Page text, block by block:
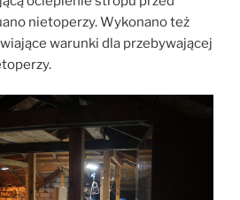
nietoperzy. Wykonano też
warunki dla przebywającej